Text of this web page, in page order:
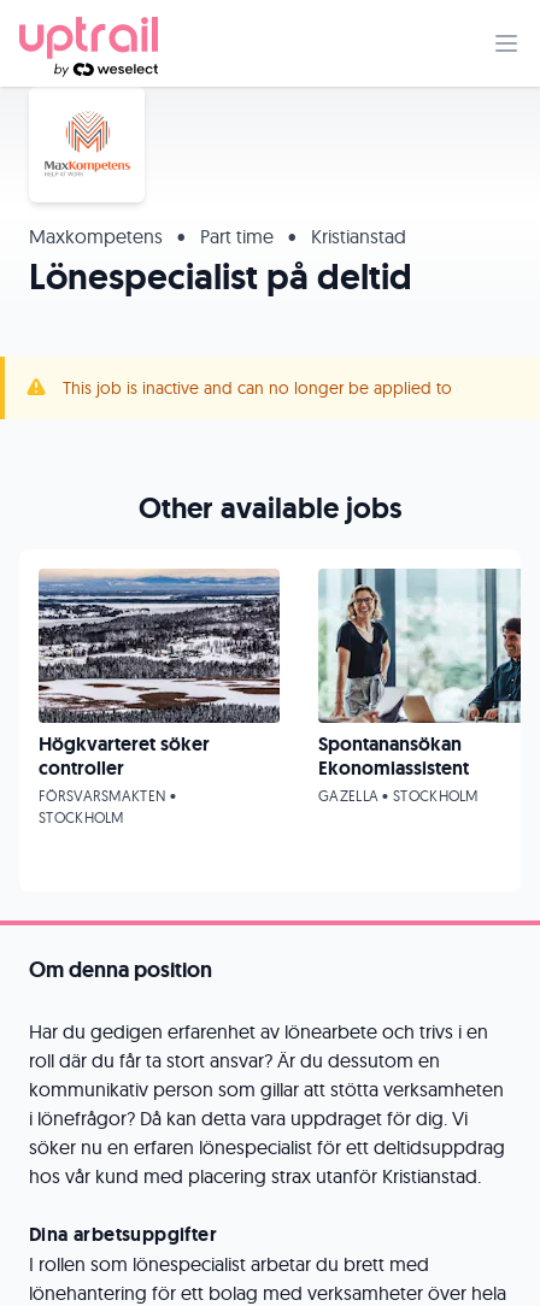
Maxkompetens • Part time • Kristianstad
Lönespecialist på deltid
This job is inactive and can no longer be applied to
Om denna position
Har du gedigen erfarenhet av lönearbete och trivs i en
roll där du får ta stort ansvar? Är du dessutom en
kommunikativ person som gillar att stötta verksamheten
i lönefrågor? Då kan detta vara uppdraget för dig. Vi
söker nu en erfaren lönespecialist för ett deltidsuppdrag
hos vår kund med placering strax utanför Kristianstad.
Dina arbetsuppgifter
I rollen som lönespecialist arbetar du brett med
lönehantering för ett bolag med verksamheter över hela
Other available jobs
Högkvarteret söker
controller
FÖRSVARSMAKTEN •
STOCKHOLM
Spontanansökan
Ekonomiassistent
GAZELLA • STOCKHOLM